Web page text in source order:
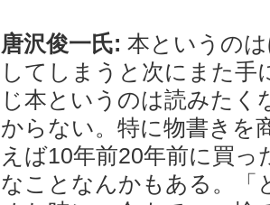
唐沢俊一氏: 本というの
してしまうと次にまた手
じ本というのは読みた
からない。特に物書きを
えば10年前20年前に買
なことなんかもある。「